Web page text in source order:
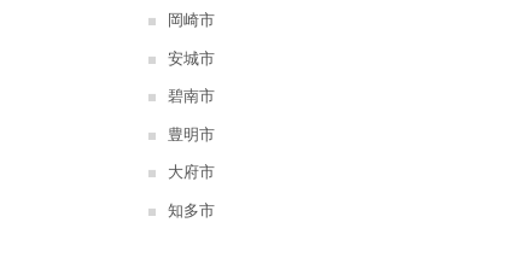
岡崎市
安城市
碧南市
豊明市
大府市
知多市